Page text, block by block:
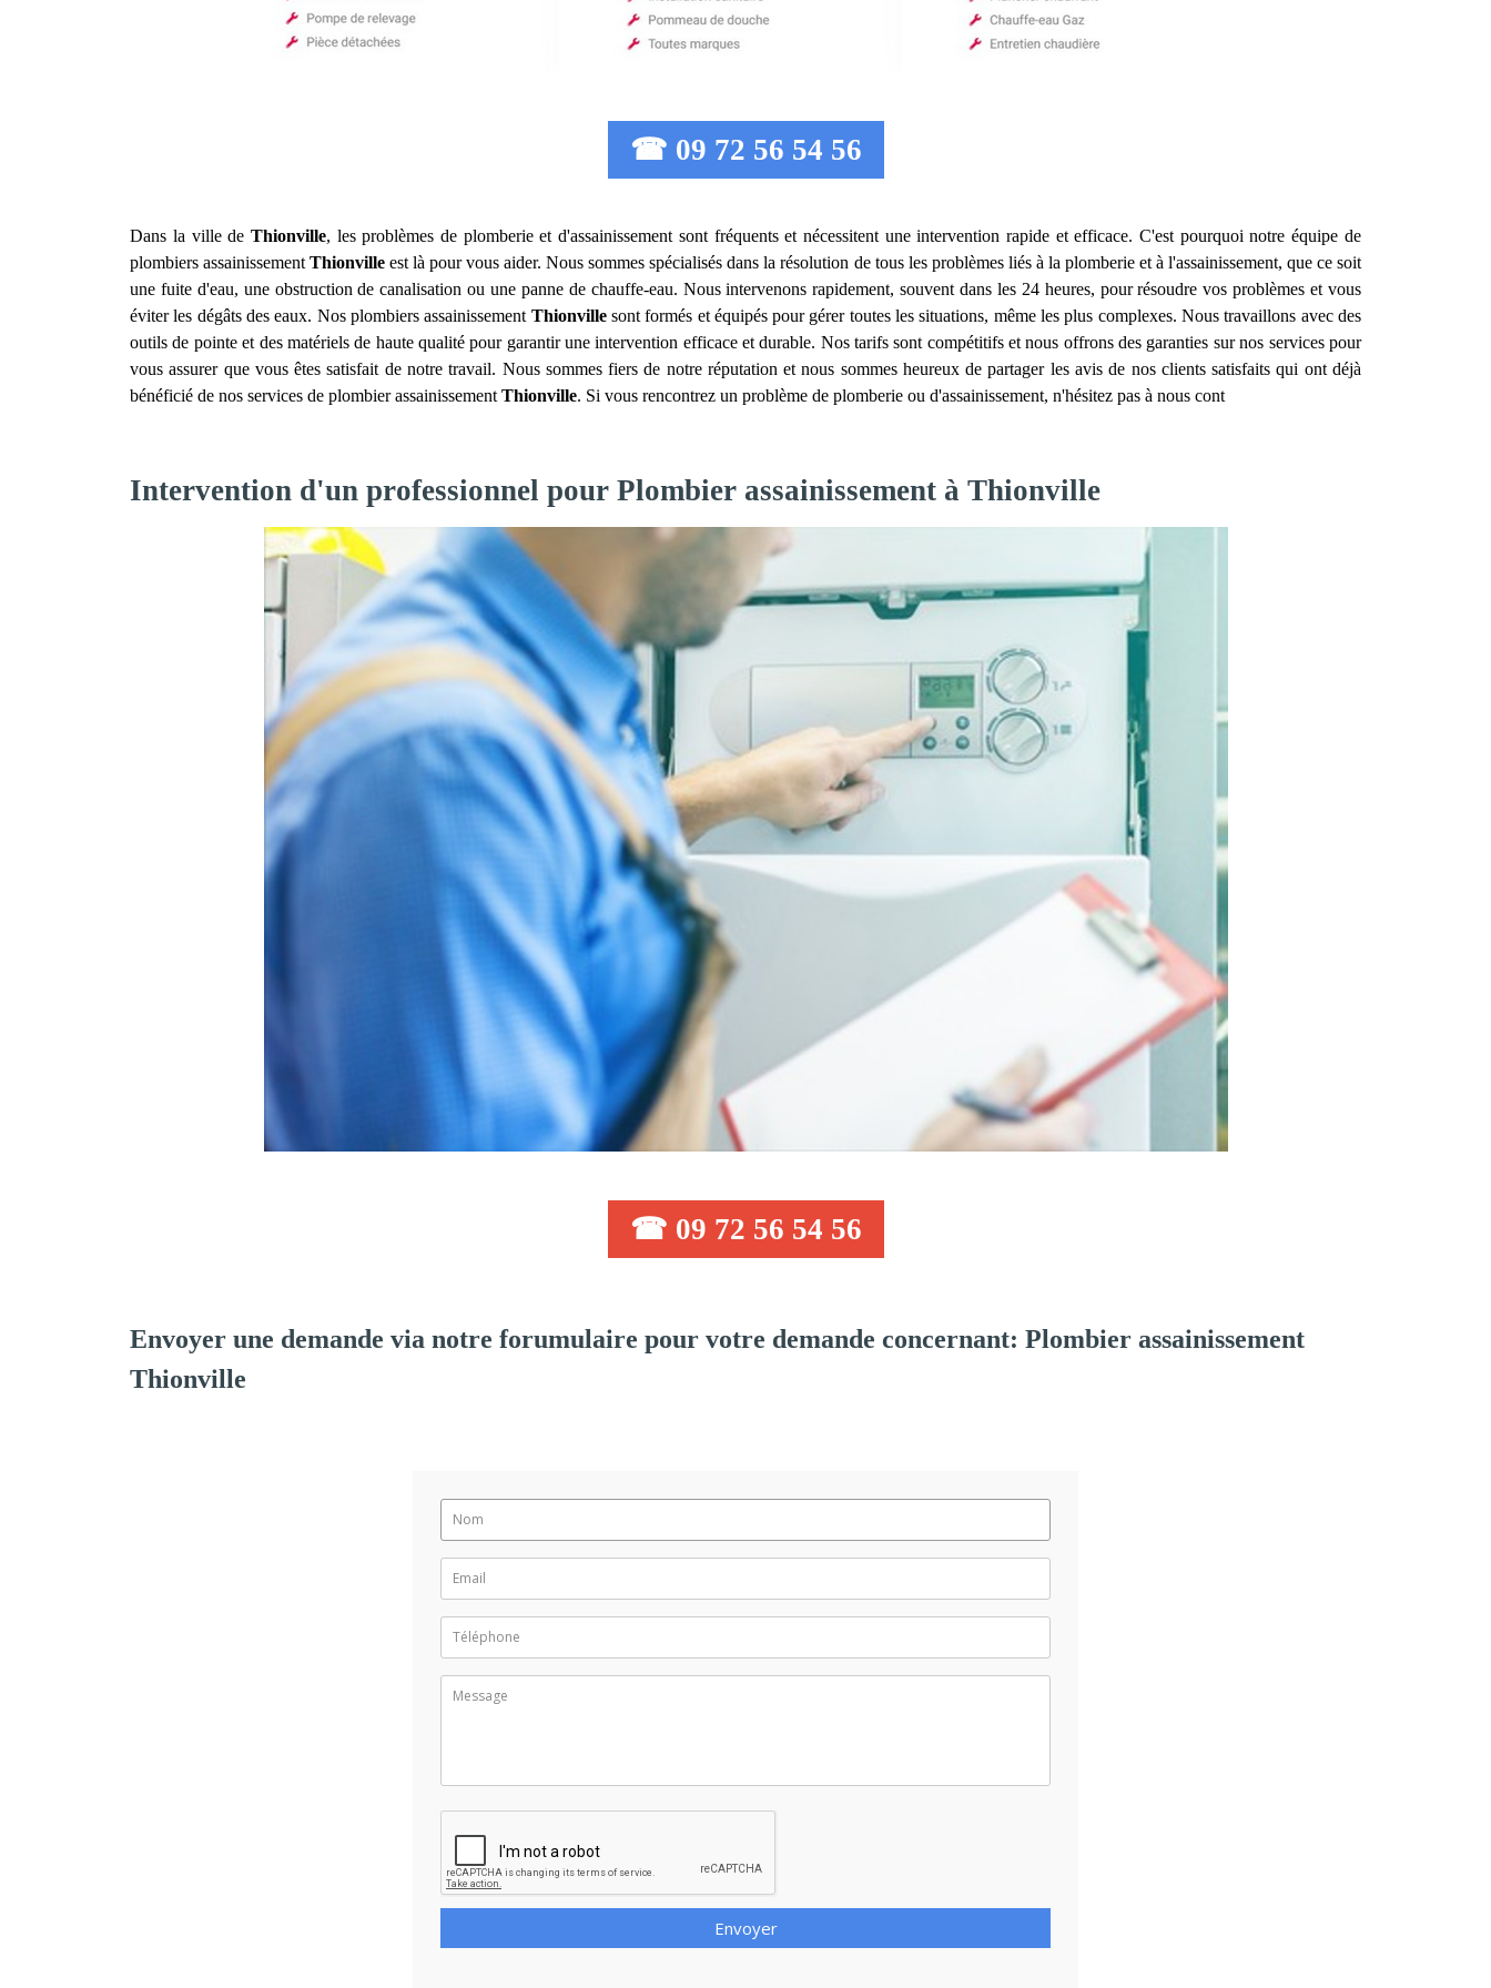
☎ 09 72 56 54 56
Dans la ville de Thionville, les problèmes de plomberie et d'assainissement sont fréquents et nécessitent une intervention rapide et efficace. C'est pourquoi notre équipe de
plombiers assainissementThionville est là pour vous aider. Nous sommes spécialisés dans la résolution de tous les problèmes liés à la plomberie et à l'assainissement, que ce soit
une fuite d'eau, une obstruction de canalisation ou une panne de chauffe-eau. Nous intervenons rapidement, souvent dans les 24 heures, pour résoudre vos problèmes et vous
éviter les dégâts des eaux. Nos plombiers assainissement Thionvillesont formés et équipés pour gérer toutes les situations, même les plus complexes. Nous travaillons avec des
outils de pointe et des matériels de haute qualité pour garantir une intervention efficace et durable. Nos tarifs sont compétitifs et nous offrons des garanties sur nos services pour
vous assurer que vous êtes satisfait de notre travail. Nous sommes fiers de notre réputation et nous sommes heureux de partager les avis de nos clients satisfaits qui ont déjà
bénéficié de nos services de plombier assainissementThionville. Si vous rencontrez un problème de plomberie ou d'assainissement, n'hésitez pas à nous cont
Intervention d'un professionnel pour Plombier assainissement à Thionville
☎ 09 72 56 54 56
Envoyer une demande via notre forumulaire pour votre demande concernant: Plombier assainissement
Thionville
Envoyer